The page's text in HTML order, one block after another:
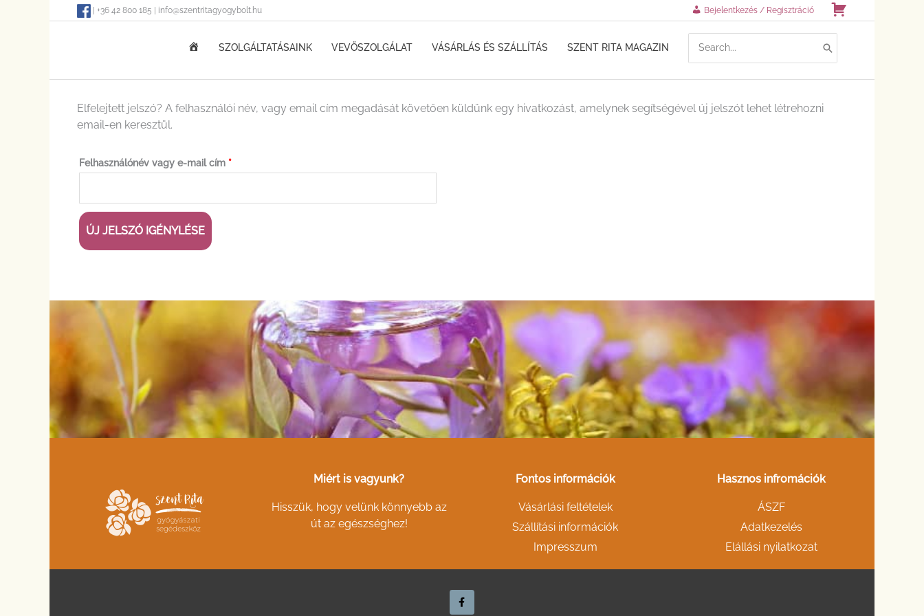
| +36 42 800 185 | info@szentritagyogybolt.hu Bejelentkezés / Regisztráció
KEZDŐOLDAL
SZOLGÁLTATÁSAINK VEVŐSZOLGÁLAT VÁSÁRLÁS ÉS SZÁLLÍTÁS SZENT RITA MAGAZIN
FOR:
Elfelejtett jelszó? A felhasználói név, vagy email cím megadását követően küldünk egy hivatkozást, amelynek segítségével új jelszót lehet létrehozni
email-en keresztül.
Felhasználónév vagy e-mail cím *
Kötelező
ÚJ JELSZÓ IGÉNYLÉSE
Miért is vagyunk?
Hisszük, hogy velünk könnyebb az
út az egészséghez!
Fontos információk
Vásárlási feltételek
Szállítási információk
Impresszum
Hasznos infromációk
ÁSZF
Adatkezelés
Elállási nyilatkozat
a
c